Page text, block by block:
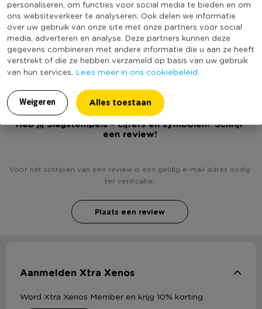
personaliseren, om functies voor social media te bieden en om
ons websiteverkeer te analyseren. Ook delen we informatie
over uw gebruik van onze site met onze partners voor social
media, adverteren en analyse. Deze partners kunnen deze
gegevens combineren met andere informatie die u aan ze heeft
verstrekt of die ze hebben verzameld op basis van uw gebruik
van hun services. Lees meer in ons cookiebeleid.
Weigeren Alles toestaan
* Werkt in combinatie met onze slagletter hamer
Online Only
Nee
Materiaal
IJzer
Duurzaamheidsscore
(Nog) geen score
bekend
Heb jij Slagstempels - cijfers en symbolen? Schrijf
een review!
Voor het schrijven van een review is een geldig e-mail adres nodig
ter verificatie.
Plaats een review
Aanmelden Xtra Xenos
Word Xtra Xenos Member en krijg 10% korting